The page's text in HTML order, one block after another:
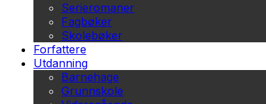
Serieromaner
Fagbøker
Skolebøker
Forfattere
Utdanning
Barnehage
Grunnskole